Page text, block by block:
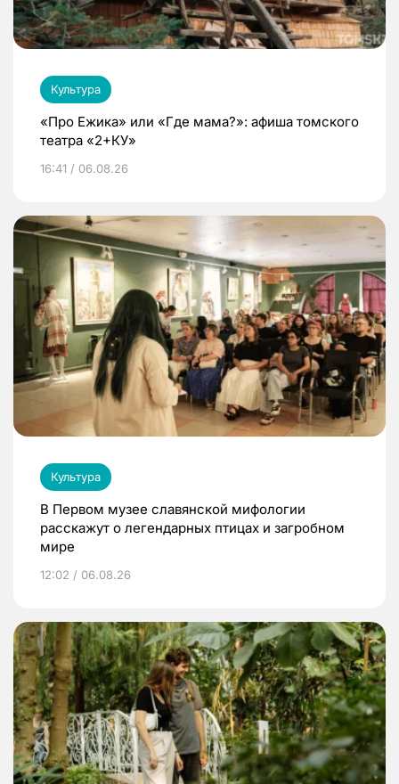
Культура
«Про Ежика» или «Где мама?»: афиша томского
театра «2+КУ»
16:41 / 06.08.26
Культура
В Первом музее славянской мифологии
расскажут о легендарных птицах и загробном
мире
12:02 / 06.08.26